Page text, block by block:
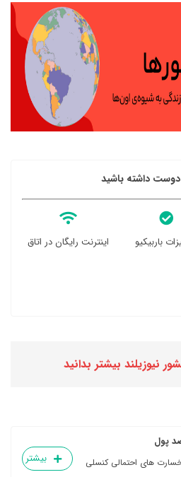
داشته باشید
باربیکیو اینترنت رایگان در اتاق
نیوزیلند بیشتر بدانید
خسارت های احتمالی کنسلی
بیشتر